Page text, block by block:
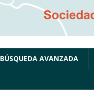
BÚSQUEDA AVANZADA